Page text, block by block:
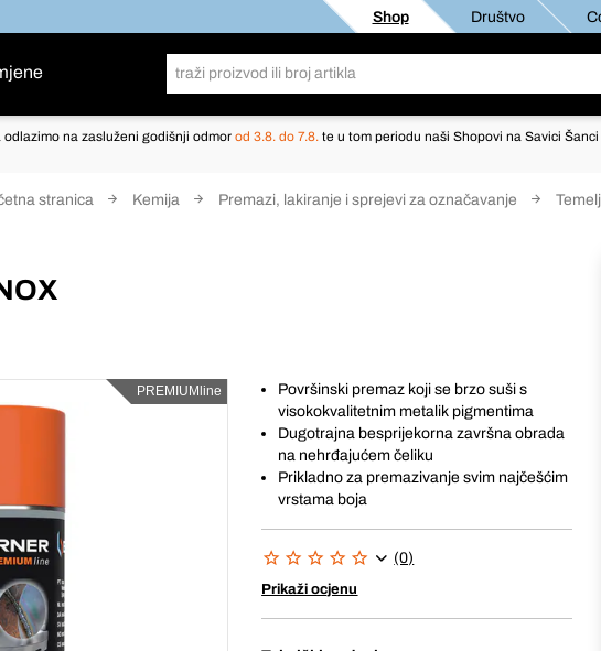
Shop Društvo
na zasluženi godišnji odmor od 3.8. do 7.8. te u tom periodu naši Shopovi na Savici
stranica Kemija Premazi, lakiranje i sprejevi za označavanje
PREMIUMline
Površinski premaz koji se brzo suši s
visokokvalitetnim metalik pigmentima
Dugotrajna besprijekorna završna obrada
na nehrđajućem čeliku
Prikladno za premazivanje svim najčešćim
vrstama boja
(0)
Prikaži ocjenu